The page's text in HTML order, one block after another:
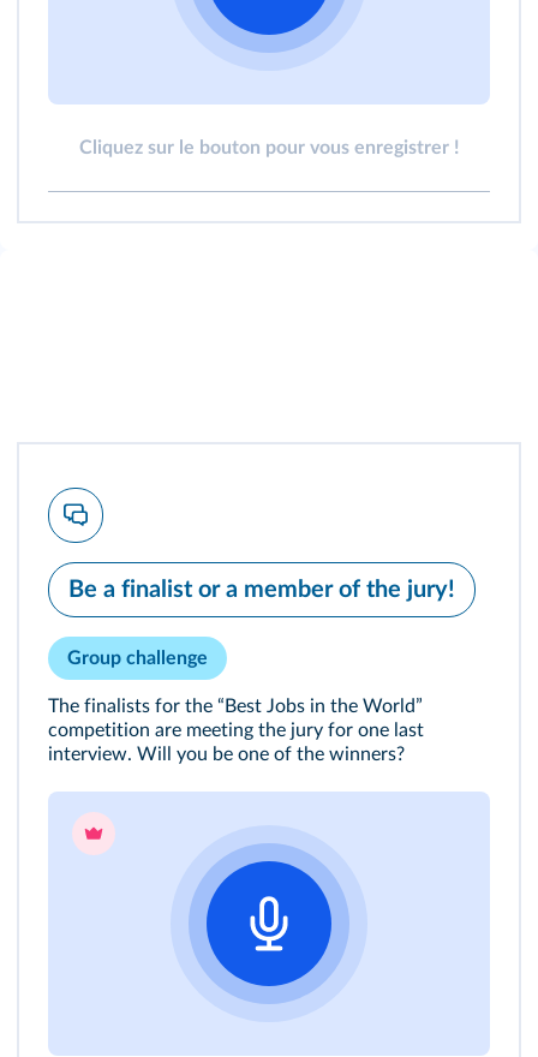
Cliquez sur le bouton pour vous enregistrer !
Be a finalist or a member of the jury!
Group challenge
The finalists for the “Best Jobs in the World”
competition are meeting the jury for one last
interview. Will you be one of the winners?